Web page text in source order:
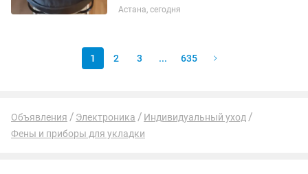
кормления . Торг
Астана, сегодня
1 2 3 ... 635
Объявления Электроника
Индивидуальный уход
Фены и приборы для укладки